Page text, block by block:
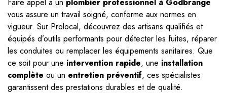
Faire appel à un plombier professionnel à Godbrange
vous assure un travail soigné, conforme aux normes en
vigueur. Sur Prolocal, découvrez des artisans qualifiés et
équipés d’outils performants pour détecter les fuites, réparer
les conduites ou remplacer les équipements sanitaires. Que
ce soit pour une intervention rapide, une installation
complète ou un entretien préventif, ces spécialistes
garantissent des prestations durables et de qualité.